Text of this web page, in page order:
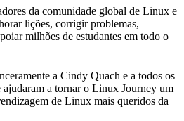
da comunidade global de Linux e
lições, corrigir problemas,
milhões de estudantes em todo o
a Cindy Quach e a todos os
ajudaram a tornar o Linux Journey um
de Linux mais queridos da